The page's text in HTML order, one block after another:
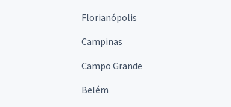
Florianópolis
Campinas
Campo Grande
Belém